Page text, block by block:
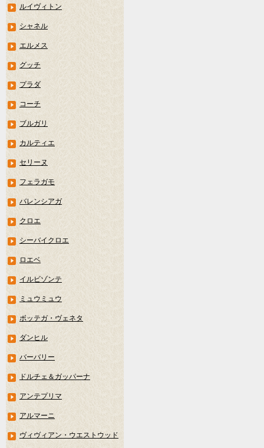
ルイヴィトン
シャネル
エルメス
グッチ
プラダ
コーチ
ブルガリ
カルティエ
セリーヌ
フェラガモ
バレンシアガ
クロエ
シーバイクロエ
ロエベ
イルビゾンテ
ミュウミュウ
ボッテガ・ヴェネタ
ダンヒル
バーバリー
ドルチェ＆ガッパーナ
アンテプリマ
アルマーニ
ヴィヴィアン・ウエストウッド